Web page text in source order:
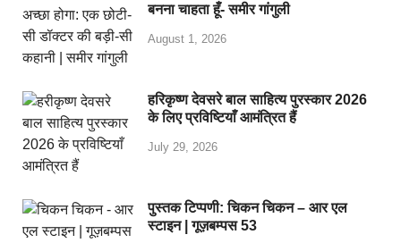
बनना चाहता हूँ- समीर गांगुली
August 1, 2026
हरिकृष्ण देवसरे बाल साहित्य पुरस्कार 2026
के लिए प्रविष्टियाँ आमंत्रित हैं
July 29, 2026
पुस्तक टिप्पणी: चिकन चिकन – आर एल
स्टाइन | गूज़बम्पस 53